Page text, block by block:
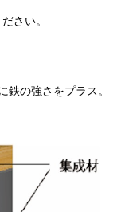
さい。
鉄の強さをプラス。